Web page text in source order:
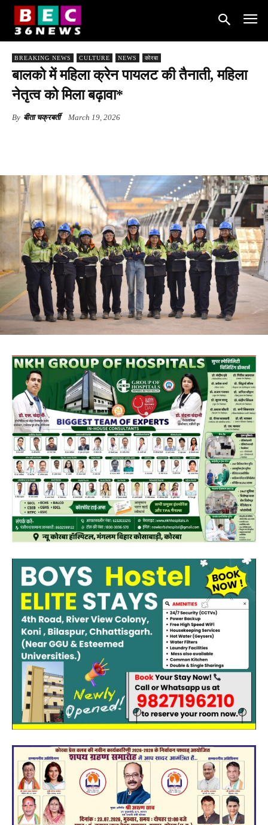
BREAKING NEWS CULTURE NEWS कोरबा
बालको में महिला क्रेन पायलट की तैनाती, महिला
नेतृत्व को मिला बढ़ावा*
By बीता चक्रबर्ती March 19, 2026